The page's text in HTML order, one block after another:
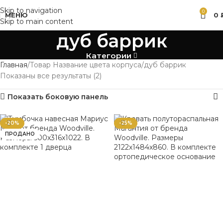
Skip to navigation
Skip to main content
МЕНЮ 0 0
дуб баррик
Категории
Главная Товар Название цвета корпуса дуб баррик
Показаны все результаты (2)
Показать боковую панель
-20%
ПРОДАНО
-25%